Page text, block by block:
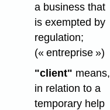
a business that
is exempted by
regulation;
(« entreprise »)
"client" means,
in relation to a
temporary help